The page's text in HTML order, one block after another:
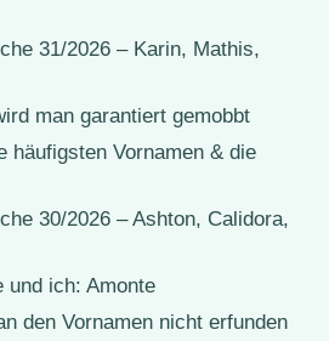
31/2026 – Karin, Mathis,
man garantiert gemobbt
häufigsten Vornamen & die
30/2026 – Ashton, Calidora,
und ich: Amonte
den Vornamen nicht erfunden